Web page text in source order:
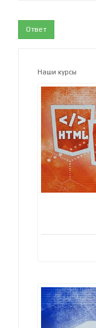
Ответ
Наши курсы